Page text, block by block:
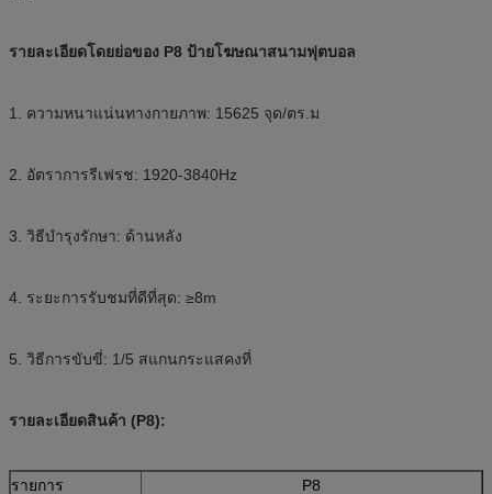
รายละเอียดโดยย่อของ P8 ป้ายโฆษณาสนามฟุตบอล
1. ความหนาแน่นทางกายภาพ: 15625 จุด/ตร.ม
2. อัตราการรีเฟรช: 1920-3840Hz
3. วิธีบำรุงรักษา: ด้านหลัง
4. ระยะการรับชมที่ดีที่สุด: ≥8m
5. วิธีการขับขี่: 1/5 สแกนกระแสคงที่
รายละเอียดสินค้า (P8):
รายการ P8